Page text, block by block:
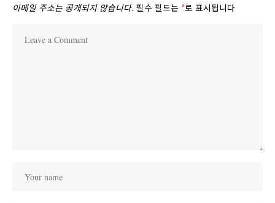
이메일 주소는 공개되지 않습니다. 필수 필드는 *로 표시됩니다